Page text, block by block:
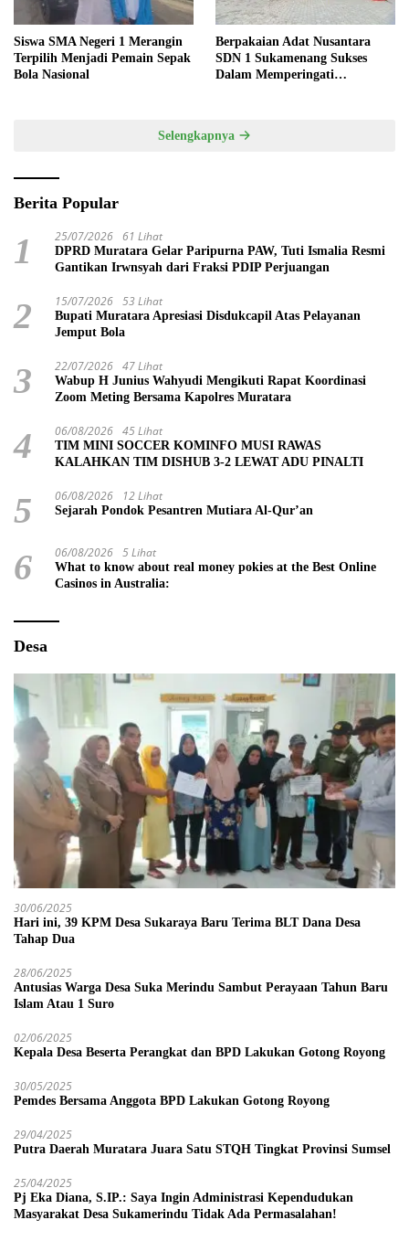
Siswa SMA Negeri 1 Merangin
Terpilih Menjadi Pemain Sepak
Bola Nasional
Berpakaian Adat Nusantara
SDN 1 Sukamenang Sukses
Dalam Memperingati
Selengkapnya
Berita Popular
1 25/07/2026 61 Lihat
DPRD Muratara Gelar Paripurna PAW, Tuti Ismalia Resmi
Gantikan Irwnsyah dari Fraksi PDIP Perjuangan
2 15/07/2026 53 Lihat
Bupati Muratara Apresiasi Disdukcapil Atas Pelayanan
Jemput Bola
3 22/07/2026 47 Lihat
Wabup H Junius Wahyudi Mengikuti Rapat Koordinasi
Zoom Meting Bersama Kapolres Muratara
4 06/08/2026 45 Lihat
TIM MINI SOCCER KOMINFO MUSI RAWAS
KALAHKAN TIM DISHUB 3-2 LEWAT ADU PINALTI
5 06/08/2026 12 Lihat
Sejarah Pondok Pesantren Mutiara Al-Qur’an
6 06/08/2026 5 Lihat
What to know about real money pokies at the Best Online
Casinos in Australia:
Desa
30/06/2025
Hari ini, 39 KPM Desa Sukaraya Baru Terima BLT Dana Desa
Tahap Dua
28/06/2025
Antusias Warga Desa Suka Merindu Sambut Perayaan Tahun Baru
Islam Atau 1 Suro
02/06/2025
Kepala Desa Beserta Perangkat dan BPD Lakukan Gotong Royong
30/05/2025
Pemdes Bersama Anggota BPD Lakukan Gotong Royong
29/04/2025
Putra Daerah Muratara Juara Satu STQH Tingkat Provinsi Sumsel
25/04/2025
Pj Eka Diana, S.IP.: Saya Ingin Administrasi Kependudukan
Masyarakat Desa Sukamerindu Tidak Ada Permasalahan!